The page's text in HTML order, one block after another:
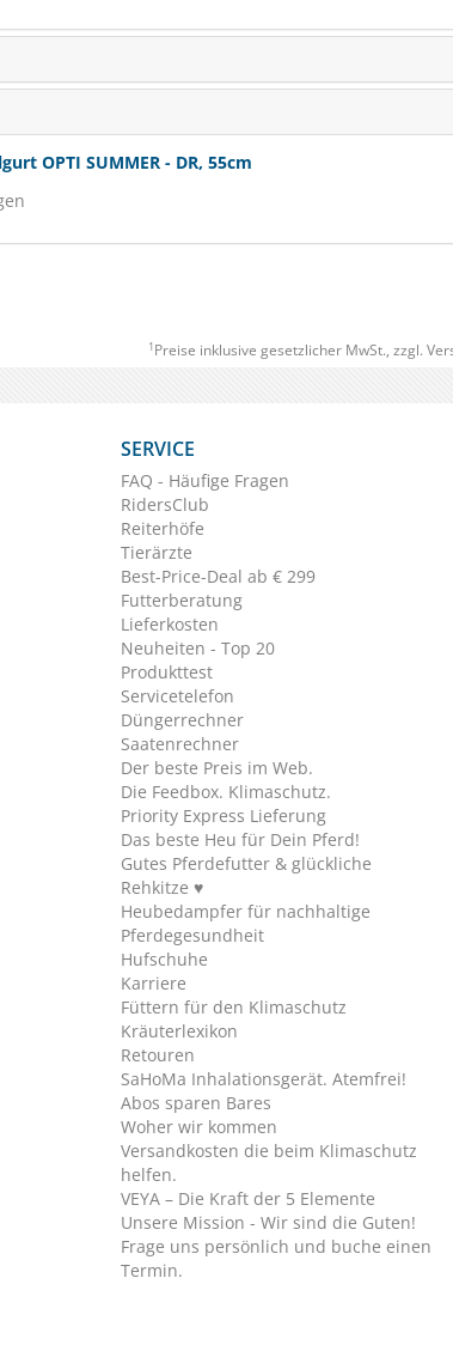
OPTI SUMMER - DR, 55cm
1 Preise inklusive gesetzlicher MwSt., zzgl.
SERVICE
FAQ - Häufige Fragen
RidersClub
Reiterhöfe
Tierärzte
Best-Price-Deal ab € 299
Futterberatung
Lieferkosten
Neuheiten - Top 20
Produkttest
Servicetelefon
Düngerrechner
Saatenrechner
Der beste Preis im Web.
Die Feedbox. Klimaschutz.
Priority Express Lieferung
Das beste Heu für Dein Pferd!
Gutes Pferdefutter & glückliche
Rehkitze ♥
Heubedampfer für nachhaltige
Pferdegesundheit
Hufschuhe
Karriere
Füttern für den Klimaschutz
Kräuterlexikon
Retouren
SaHoMa Inhalationsgerät. Atemfrei!
Abos sparen Bares
Woher wir kommen
Versandkosten die beim Klimaschutz
helfen.
VEYA – Die Kraft der 5 Elemente
Unsere Mission - Wir sind die Guten!
Frage uns persönlich und buche einen
Termin.